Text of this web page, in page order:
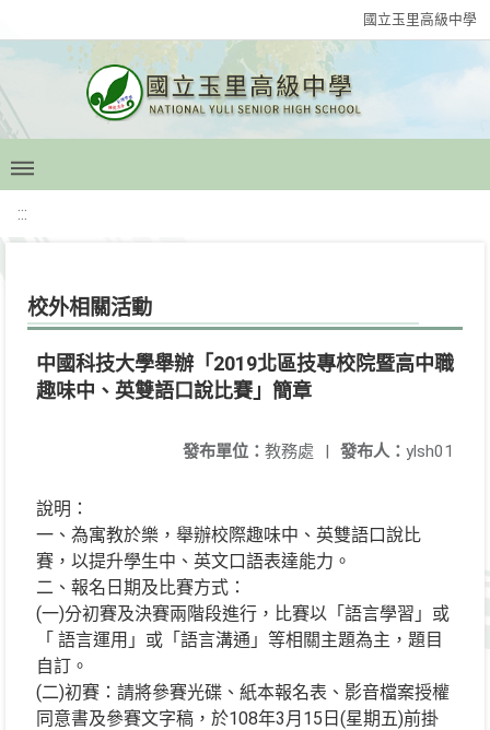
國立玉里高級中學
:::
校外相關活動
中國科技大學舉辦「2019北區技專校院暨高中職
趣味中、英雙語口說比賽」簡章
發布人： ylsh01
發布單位： 教務處 |
說明：
一、為寓教於樂，舉辦校際趣味中、英雙語口說比
賽，以提升學生中、英文口語表達能力。
二、報名日期及比賽方式：
(一)分初賽及決賽兩階段進行，比賽以「語言學習」或
「 語言運用」或「語言溝通」等相關主題為主，題目
自訂。
(二)初賽：請將參賽光碟、紙本報名表、影音檔案授權
同意書及參賽文字稿，於108年3月15日(星期五)前掛